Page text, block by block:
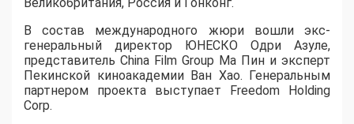
В состав международного жюри вошли экс-
генеральный директор ЮНЕСКО Одри Азуле,
представитель China Film Group Ма Пин и эксперт
Пекинской киноакадемии Ван Хао. Генеральным
партнером проекта выступает Freedom Holding
Corp.